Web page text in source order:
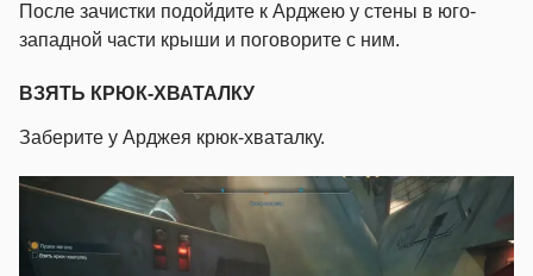
После зачистки подойдите к Арджею у стены в юго-
западной части крыши и поговорите с ним.
ВЗЯТЬ КРЮК-ХВАТАЛКУ
Заберите у Арджея крюк-хваталку.